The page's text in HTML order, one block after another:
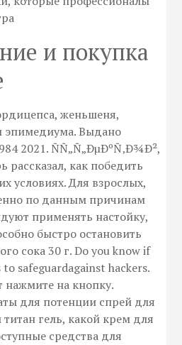
и покупка
женьшеня,
эпимедиума. Выдано
2021. ÑÑ„Ñ„ÐµÐºÑ‚Ð¾Ð²,
как победить
условиях. Для взрослых,
по данным причинам
применять настойку,
быстро остановить
сока 30 г. Do you know if
safeguardagainst hackers.
нажмите на кнопку.
для потенции спрей для
гель, какой крем для
средства для